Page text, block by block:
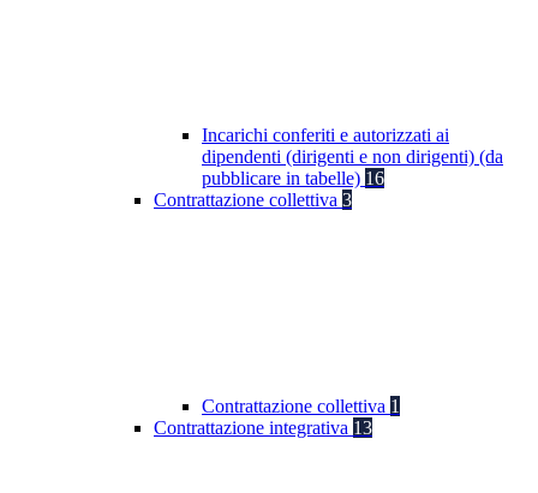
Incarichi conferiti e autorizzati ai
dipendenti (dirigenti e non dirigenti) (da
pubblicare in tabelle) 16
Contrattazione collettiva 3
Contrattazione collettiva 1
Contrattazione integrativa 13